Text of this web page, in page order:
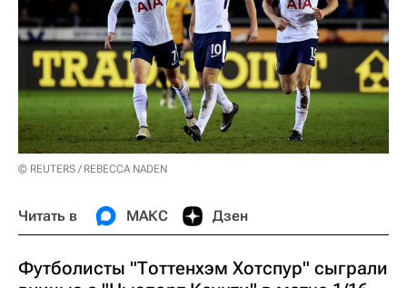
© REUTERS / REBECCA NADEN
Читать в МАКС Дзен
Футболисты "Тоттенхэм Хотспур" сыграли